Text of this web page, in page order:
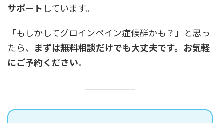
サポート しています。
「もしかしてグロインペイン症候群かも？」と思っ
たら、
まずは無料相談だけでも大丈夫です。お気軽
にご予約ください。